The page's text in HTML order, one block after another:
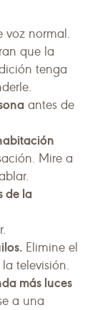
voz normal.
que la
tenga
antes de
Mire a
de la
Elimine el
televisión.
más luces
a una